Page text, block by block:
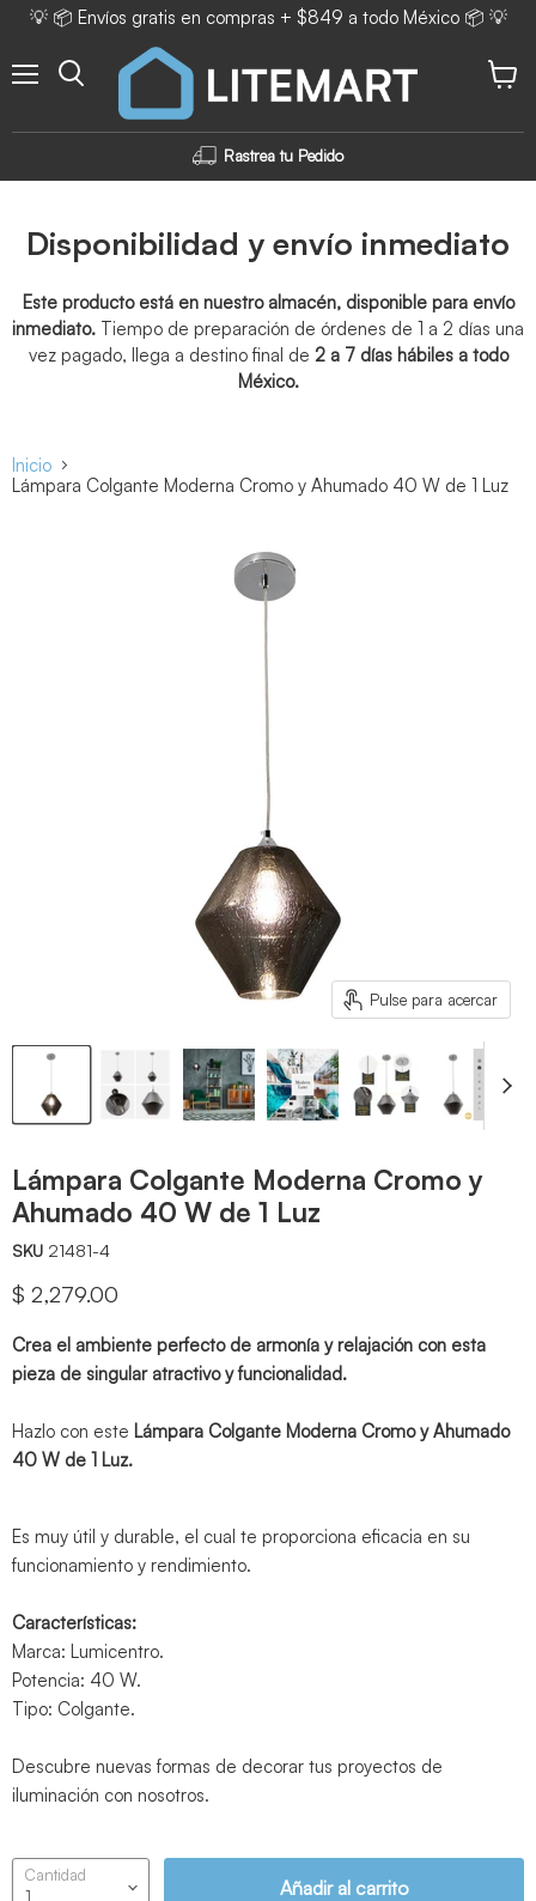
💡 📦 Envíos gratis en compras + $849 a todo México 📦 💡
Rastrea tu Pedido
Disponibilidad y envío inmediato
Este producto está en nuestro almacén, disponible para envío
inmediato. Tiempo de preparación de órdenes de 1 a 2 días una
vez pagado, llega a destino final de 2 a 7 días hábiles a todo
México.
Inicio
Lámpara Colgante Moderna Cromo y Ahumado 40 W de 1 Luz
Pulse para acercar
Lámpara Colgante Moderna Cromo y
Ahumado 40 W de 1 Luz
SKU 21481-4
Precio actual
$ 2,279.00
Crea el ambiente perfecto de armonía y relajación con esta
pieza de singular atractivo y funcionalidad.
Hazlo con este Lámpara Colgante Moderna Cromo y Ahumado
40 W de 1 Luz.
Es muy útil y durable, el cual te proporciona eficacia en su
funcionamiento y rendimiento.
Características:
Marca: Lumicentro.
Potencia: 40 W.
Tipo: Colgante.
Descubre nuevas formas de decorar tus proyectos de
iluminación con nosotros.
Cantidad
Añadir al carrito